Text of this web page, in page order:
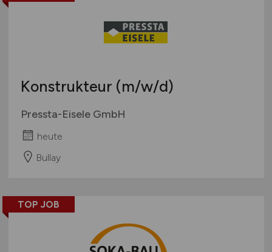
International
Konstrukteur (m/w/d)
Pressta-Eisele GmbH
heute
Bullay
TOP JOB